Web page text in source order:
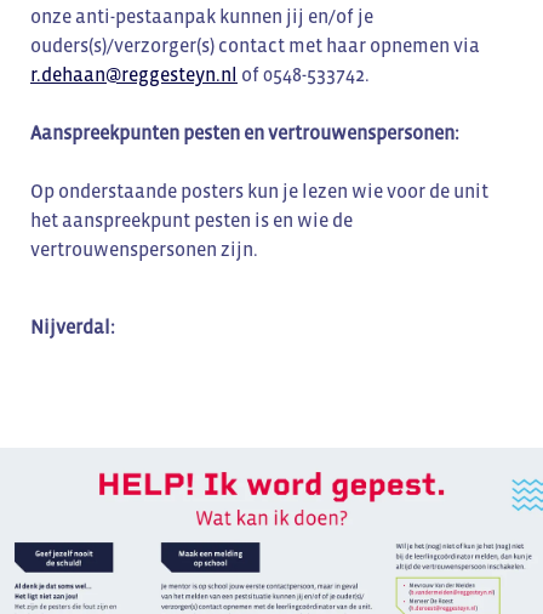
onze anti-pestaanpak kunnen jij en/of je
ouders(s)/verzorger(s) contact met haar opnemen via
r.dehaan@reggesteyn.nl of 0548-533742.
Aanspreekpunten pesten en vertrouwenspersonen:
Op onderstaande posters kun je lezen wie voor de unit
het aanspreekpunt pesten is en wie de
vertrouwenspersonen zijn.
Nijverdal: